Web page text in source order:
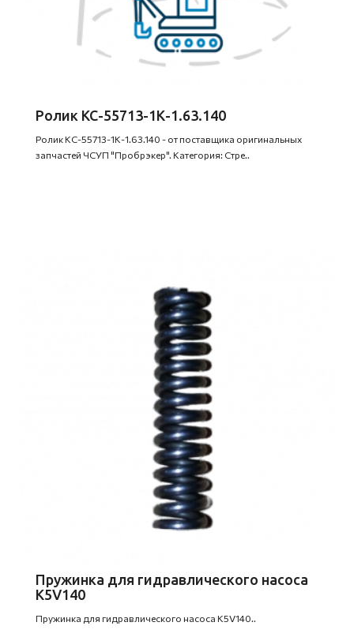
Ролик КС-55713-1К-1.63.140
Ролик КС-55713-1К-1.63.140 - от поставщика оригинальных
запчастей ЧСУП "Пробрэкер". Категория: Стре..
Пружинка для гидравлического насоса
K5V140
Пружинка для гидравлического насоса K5V140..